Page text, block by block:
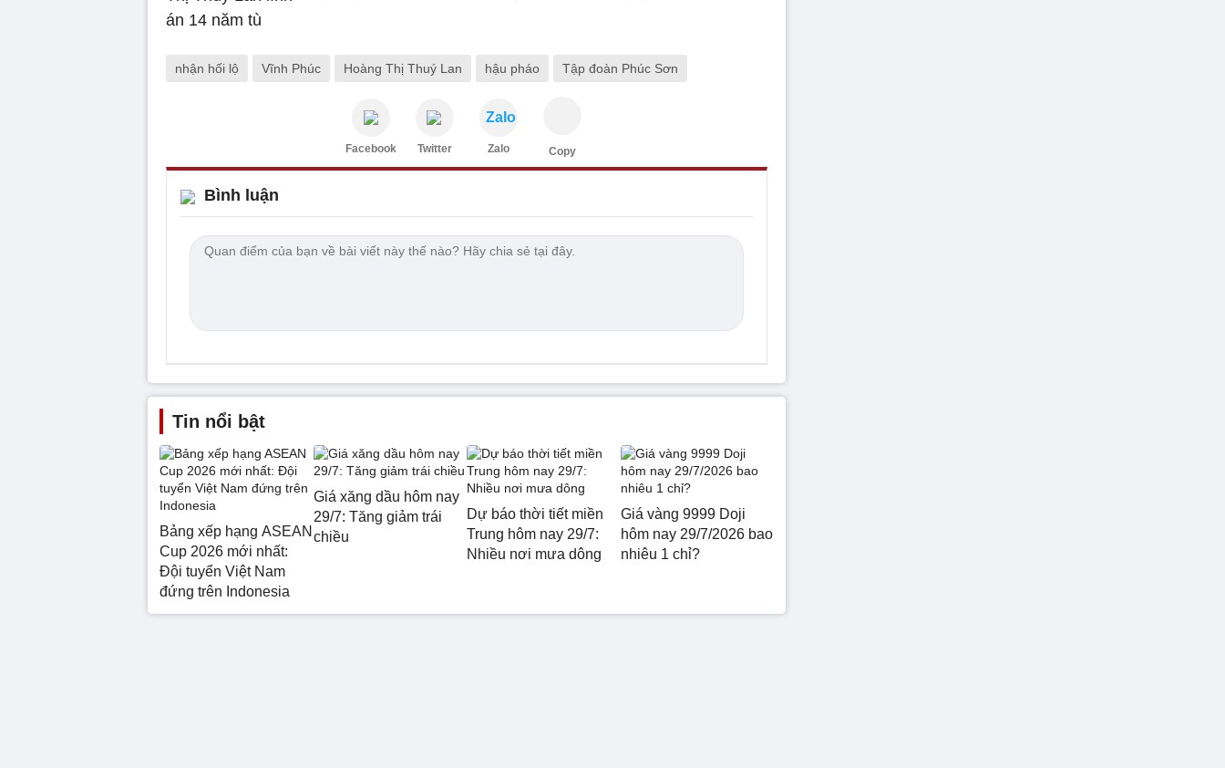
nhận hối lộ Vĩnh Phúc Hoàng Thị Thuý Lan hậu pháo Tập đoàn Phúc Sơn
Facebook Twitter
Zalo
Zalo Copy
Bình luận
Tin nổi bật
Bảng xếp hạng ASEAN
Cup 2026 mới nhất:
Đội tuyển Việt Nam
đứng trên Indonesia
Giá xăng dầu hôm nay
29/7: Tăng giảm trái
chiều
Dự báo thời tiết miền
Trung hôm nay 29/7:
Nhiều nơi mưa dông
Giá vàng 9999 Doji
hôm nay 29/7/2026 bao
nhiêu 1 chỉ?